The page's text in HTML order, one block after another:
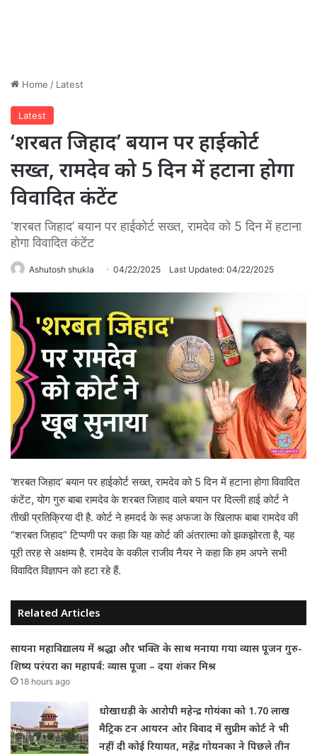
Home / Latest
Latest
‘शरबत जिहाद’ बयान पर हाईकोर्ट
सख्त, रामदेव को 5 दिन में हटाना होगा
विवादित कंटेंट
‘शरबत जिहाद’ बयान पर हाईकोर्ट सख्त, रामदेव को 5 दिन में हटाना
होगा विवादित कंटेंट
Ashutosh shukla 04/22/2025 Last Updated: 04/22/2025
‘शरबत जिहाद’ बयान पर हाईकोर्ट सख्त, रामदेव को 5 दिन में हटाना होगा विवादित
कंटेंट, योग गुरु बाबा रामदेव के शरबत जिहाद वाले बयान पर दिल्ली हाई कोर्ट ने
तीखी प्रतिक्रिया दी है. कोर्ट ने हमदर्द के रूह अफजा के खिलाफ बाबा रामदेव की
“शरबत जिहाद” टिप्पणी पर कहा कि यह कोर्ट की अंतरात्मा को झकझोरता है, यह
पूरी तरह से अक्षम्य है. रामदेव के वकील राजीव नैयर ने कहा कि हम अपने सभी
विवादित विज्ञापन को हटा रहे हैं.
Related Articles
सायना महाविद्यालय में श्रद्धा और भक्ति के साथ मनाया गया व्यास पूजन गुरु-
शिष्य परंपरा का महापर्व: व्यास पूजा – दया शंकर मिश्र
18 hours ago
धोखाधड़ी के आरोपी महेन्द्र गोयंका को 1.70 लाख
मैट्रिक टन आयरन ओर विवाद में सुप्रीम कोर्ट ने भी
नहीं दी कोई रियायत, महेंद्र गोयनका ने पिछले तीन